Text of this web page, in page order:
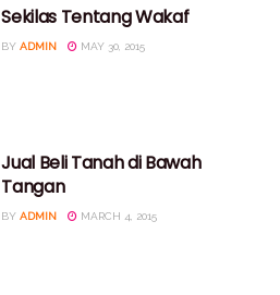
Sekilas Tentang Wakaf
BY ADMIN MAY 30, 2015
Jual Beli Tanah di Bawah
Tangan
BY ADMIN MARCH 4, 2015